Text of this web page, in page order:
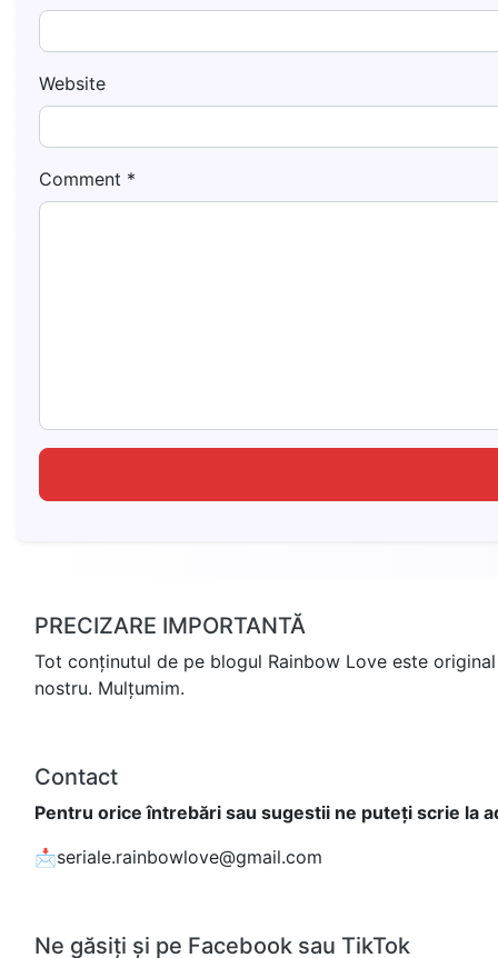
Website
Comment *
PRECIZARE IMPORTANTĂ
Tot conținutul de pe blogul Rainbow Love este
nostru. Mulțumim.
Contact
Pentru orice întrebări sau sugestii ne puteți scrie la
📩seriale.rainbowlove@gmail.com
Ne găsiți și pe Facebook sau TikTok